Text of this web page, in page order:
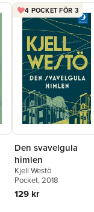
4 POCKET FÖR 3
Den svavelgula
himlen
Kjell Westö
Pocket, 2018
129 kr